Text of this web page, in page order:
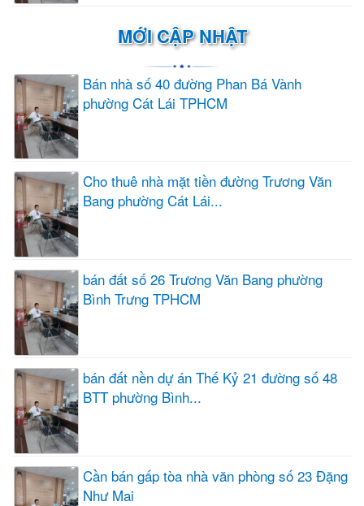
MỚI CẬP NHẬT
Bán nhà số 40 đường Phan Bá Vành
phường Cát Lái TPHCM
Cho thuê nhà mặt tiền đường Trương Văn
Bang phường Cát Lái...
bán đất số 26 Trương Văn Bang phường
Bình Trưng TPHCM
bán đất nền dự án Thế Kỷ 21 đường số 48
BTT phường Bình...
Cần bán gấp tòa nhà văn phòng số 23 Đặng
Như Mai